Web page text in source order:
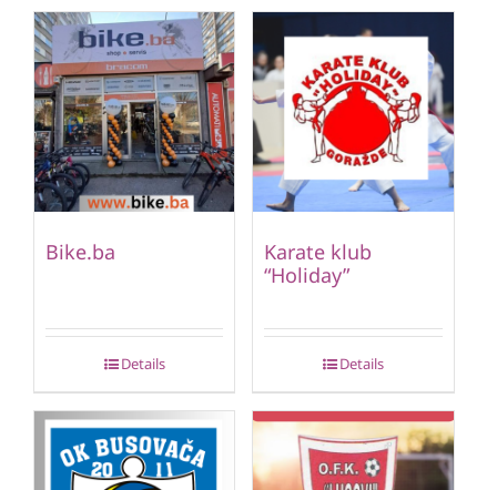
Bike.ba
Details
Karate klub
“Holiday”
Details